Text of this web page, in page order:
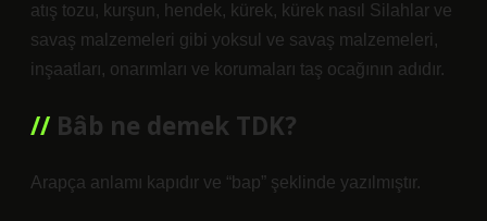
atış tozu, kurşun, hendek, kürek, kürek nasıl Silahlar ve
savaş malzemeleri gibi yoksul ve savaş malzemeleri,
inşaatları, onarımları ve korumaları taş ocağının adıdır.
Bâb ne demek TDK?
Arapça anlamı kapıdır ve “bap” şeklinde yazılmıştır.